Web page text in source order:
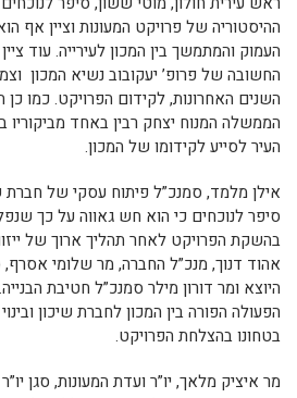
ההיסטוריה של פרויקט המעונות וציין אף
העמוק והמתמשך בין המכון לעירייה. עוד
החשובה של פרופ’ יעקובוב נשיא המכון
השנים האחרונות, לקידום הפרויקט. כמו
הממשלה המנוח יצחק רבין באחד
העיר לסייע לקידומו של המכון.
אילן מלמד, סמנכ”ל פיתוח עסקי של חברת
סיפר לנוכחים כי הוא חש גאווה על כך
בהשקת הפרויקט לאחר תהליך ארוך של
אהוד דנוך, מנכ”ל החברה, מר שלומי
היוצא ומר דורון מילר סמנכ”ל חטיבת
הפעולה הפורה בין המכון לחברת שיכון
בטחונו בהצלחת הפרויקט.